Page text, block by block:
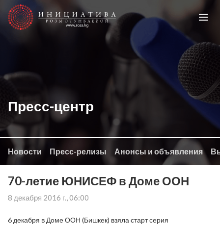
Пресс-центр
Новости Пресс-релизы Анонсы и объявления
70-летие ЮНИСЕФ в Доме ООН
8 декабря 2016 г., 06:00
6 декабря в Доме ООН (Бишкек) взяла старт серия